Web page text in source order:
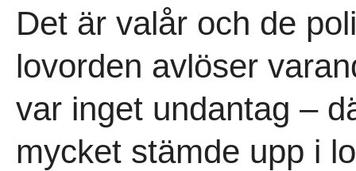
Det är valår och de
lovorden avlöser
var inget undantag –
mycket stämde upp i